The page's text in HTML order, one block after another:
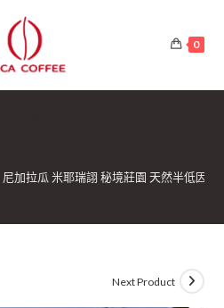
0
尼加拉瓜 米耶瑞詡 秘境莊園 天然半低因
Next Product